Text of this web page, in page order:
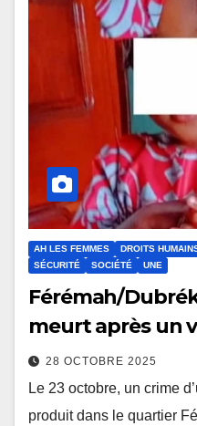
AH LES FEMMES DROITS
SÉCURITÉ
SOCIÉTÉ UNE
Férémah/
meurt après un
28 OCTOBRE 2025
Le 23 octobre, un crime
produit dans le quartier